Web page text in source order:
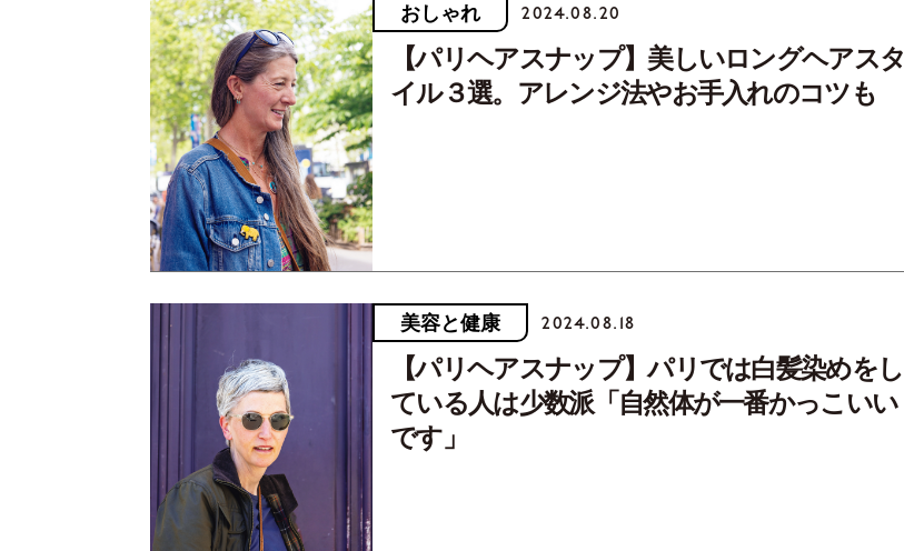
おしゃれ 2024.08.20
【パリヘアスナップ】美しいロングヘアスタ
イル３選。アレンジ法やお手入れのコツも
美容と健康 2024.08.18
【パリヘアスナップ】パリでは白髪染めをし
ている人は少数派「自然体が一番かっこいい
です」